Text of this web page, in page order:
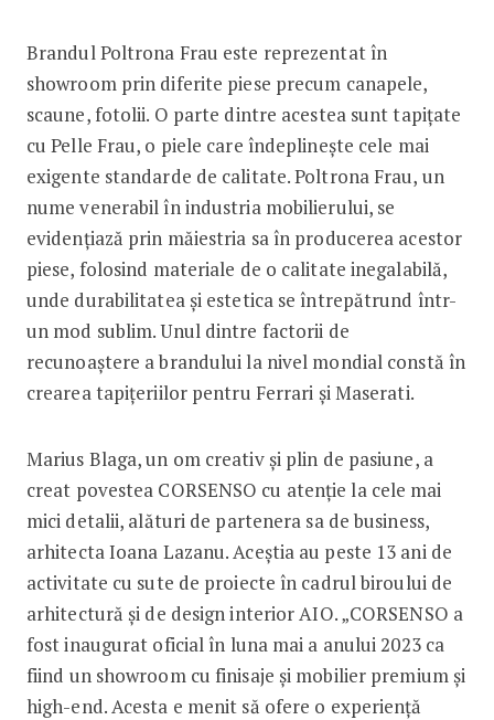
Brandul Poltrona Frau este reprezentat în
showroom prin diferite piese precum canapele,
scaune, fotolii. O parte dintre acestea sunt tapițate
cu Pelle Frau, o piele care îndeplinește cele mai
exigente standarde de calitate. Poltrona Frau, un
nume venerabil în industria mobilierului, se
evidențiază prin măiestria sa în producerea acestor
piese, folosind materiale de o calitate inegalabilă,
unde durabilitatea și estetica se întrepătrund într-
un mod sublim. Unul dintre factorii de
recunoaștere a brandului la nivel mondial constă în
crearea tapițeriilor pentru Ferrari și Maserati.
Marius Blaga, un om creativ și plin de pasiune, a
creat povestea CORSENSO cu atenție la cele mai
mici detalii, alături de partenera sa de business,
arhitecta Ioana Lazanu. Aceștia au peste 13 ani de
activitate cu sute de proiecte în cadrul biroului de
arhitectură și de design interior AIO. „CORSENSO a
fost inaugurat oficial în luna mai a anului 2023 ca
fiind un showroom cu finisaje și mobilier premium și
high-end. Acesta e menit să ofere o experiență